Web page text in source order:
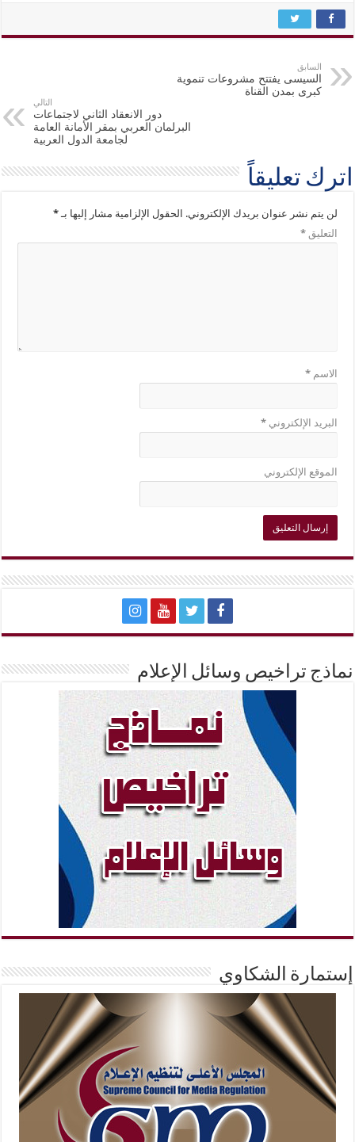
السابق
السيسى يفتتح مشروعات تنموية
كبرى بمدن القناة
التالي
دور الانعقاد الثاني لاجتماعات
البرلمان العربي بمقر الأمانة العامة
لجامعة الدول العربية
اترك تعليقاً
لن يتم نشر عنوان بريدك الإلكتروني. الحقول الإلزامية مشار إليها بـ*
التعليق*
الاسم*
البريد الإلكتروني*
الموقع الإلكتروني
نماذج تراخيص وسائل الإعلام
إستمارة الشكاوي